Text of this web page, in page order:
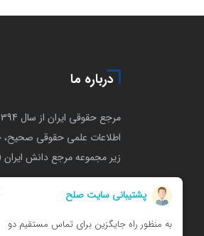
درباره ما
اطلاعات علمی حقوقی صحیح،
زیر مجموعه مرجع دانش ایران